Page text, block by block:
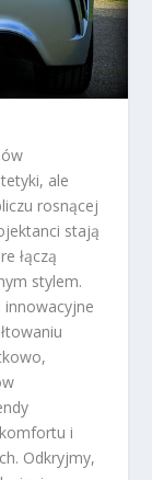
ale
rosnącej
stają
łączą
stylem.
innowacyjne
i
Odkryjmy,